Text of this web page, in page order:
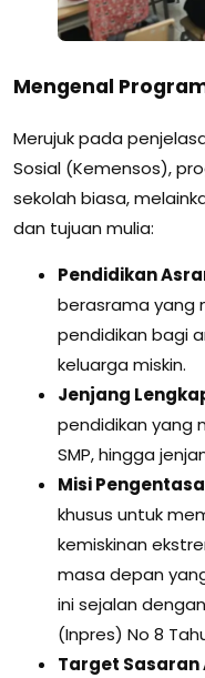
Mengenal
Merujuk pada
Sosial (Kemensos),
sekolah biasa,
dan tujuan mulia:
Pendidikan
berasrama yang
pendidikan bagi
keluarga miskin.
Jenjang
pendidikan yang
SMP, hingga
Misi
khusus untuk
kemiskinan
masa depan
ini sejalan
(Inpres) No 8
Target Sasaran